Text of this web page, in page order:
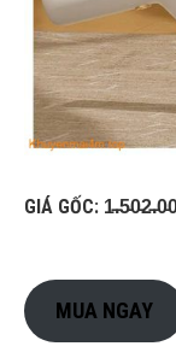
GIÁ GỐC:
MUA NGAY